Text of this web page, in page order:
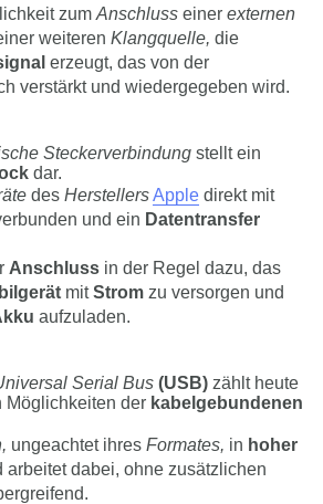
zum Anschluss einer externen
weiteren Klangquelle, die
erzeugt, das von der
verstärkt und wiedergegeben wird.
Steckerverbindung stellt ein
dar.
des HerstellersApple direkt mit
und ein Datentransfer
Anschluss in der Regel dazu, das
mitStrom zu versorgen und
aufzuladen.
Serial Bus (USB) zählt heute
Möglichkeiten der kabelgebundenen
ungeachtet ihres Formates, in hoher
arbeitet dabei, ohne zusätzlichen